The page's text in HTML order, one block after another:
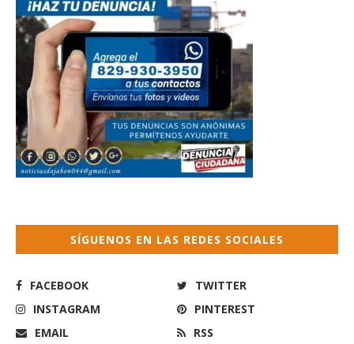
SÍGUENOS EN LAS REDES SOCIALES
FACEBOOK
TWITTER
INSTAGRAM
PINTEREST
EMAIL
RSS